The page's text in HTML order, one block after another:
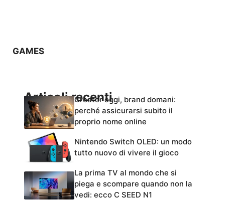
GAMES
Articoli recentiCreator oggi, brand domani:
perché assicurarsi subito il
proprio nome online
Nintendo Switch OLED: un modo
tutto nuovo di vivere il gioco
La prima TV al mondo che si
piega e scompare quando non la
vedi: ecco C SEED N1